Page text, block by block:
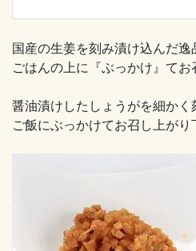
国産の生姜を刻み漬け込んだ逸
ごはんの上に『ぶっかけ』てお
醤油漬けしたしょうがを細かく
ご飯にぶっかけてお召し上がり